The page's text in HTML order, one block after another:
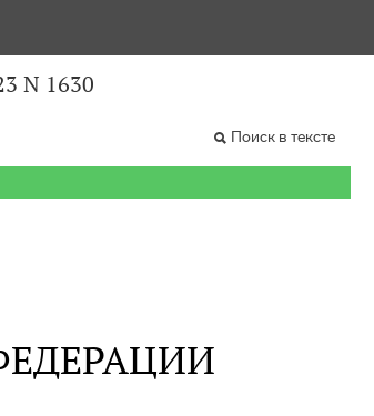
N 1630
Поиск в тексте